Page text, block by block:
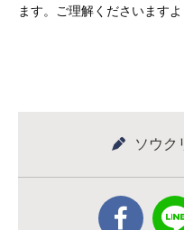
ます。ご理解くださいます
ソウク